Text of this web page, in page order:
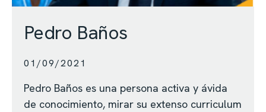
Pedro Baños
01/09/2021
Pedro Baños es una persona activa y ávida
de conocimiento, mirar su extenso curriculum